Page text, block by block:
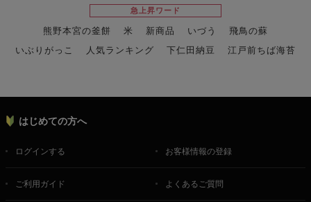
急上昇ワード
熊野本宮の釜餅 米 新商品 いづう
飛鳥の蘇
いぶりがっこ
人気ランキング 下仁田納豆
江戸前ちば海苔
はじめての方へ
ログインする お客様情報の登録
ご利用ガイド よくあるご質問